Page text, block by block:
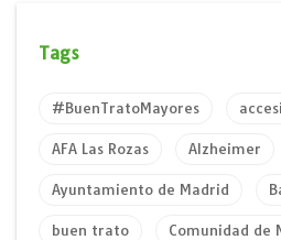
Tags
#BuenTratoMayores
AFA Las Rozas Alzheimer
Ayuntamiento de Madrid
buen trato Comunidad de